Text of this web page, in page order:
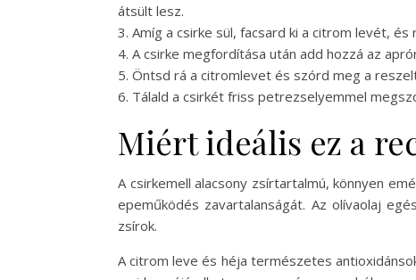
átsült lesz.
3. Amíg a csirke sül, facsard ki a citrom levét, és
4. A csirke megfordítása után add hozzá az
5. Öntsd rá a citromlevet és szórd meg a
6. Tálald a csirkét friss petrezselyemmel
Miért ideális ez a
A csirkemell alacsony zsírtartalmú, könnyen
epeműködés zavartalanságát. Az olívaolaj
zsírok.
A citrom leve és héja természetes